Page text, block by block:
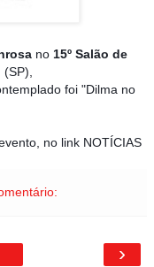
no 15º Salão de
(SP),
foi "Dilma no
no link NOTÍCIAS
›